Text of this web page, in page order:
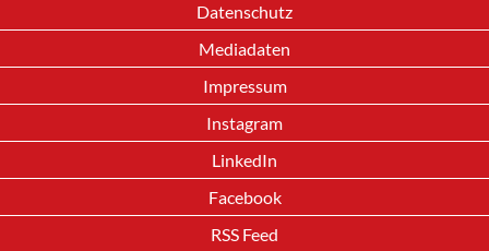
Datenschutz
Mediadaten
Impressum
Instagram
LinkedIn
Facebook
RSS Feed